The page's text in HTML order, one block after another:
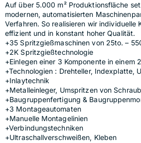
Auf über 5.000 m² Produktionsfläche
modernen, automatisierten
Verfahren. So realisieren wir individuelle
effizient und in konstant hoher Qualität.
+35 Spritzgießmaschinen von 25to. –
+2K Spritzgießtechnologie
+Einlegen einer 3 Komponente in einem
+Technologien : Drehteller, Indexplatte,
+Inlaytechnik
+Metalleinleger, Umspritzen von
+Baugruppenfertigung &
+3 Montageautomaten
+Manuelle Montagelinien
+Verbindungstechniken
+Ultraschallverschweißen, Kleben